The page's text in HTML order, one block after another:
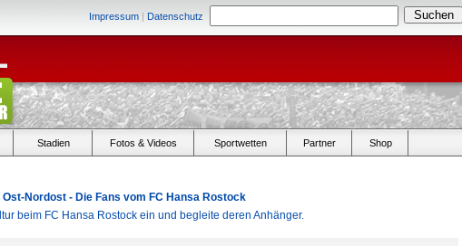
Impressum | Datenschutz
Stadien Fotos & Videos Sportwetten Partner Shop
Nordost - Die Fans vom FC Hansa Rostock
beim FC Hansa Rostock ein und begleite deren Anhänger.